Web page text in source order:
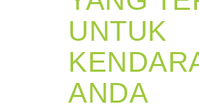
UNTUK
ANDA